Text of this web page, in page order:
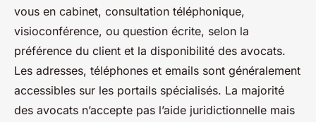
vous en cabinet, consultation téléphonique,
visioconférence, ou question écrite, selon la
préférence du client et la disponibilité des avocats.
Les adresses, téléphones et emails sont généralement
accessibles sur les portails spécialisés. La majorité
des avocats n’accepte pas l’aide juridictionnelle mais